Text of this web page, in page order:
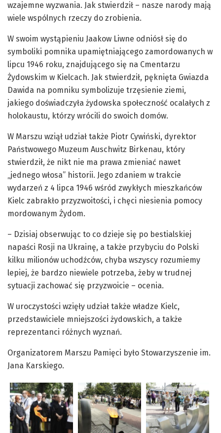
wzajemne wyzwania. Jak stwierdził – nasze narody mają
wiele wspólnych rzeczy do zrobienia.
W swoim wystąpieniu Jaakow Liwne odniósł się do
symboliki pomnika upamiętniającego zamordowanych w
lipcu 1946 roku, znajdującego się na Cmentarzu
Żydowskim w Kielcach. Jak stwierdził, pęknięta Gwiazda
Dawida na pomniku symbolizuje trzęsienie ziemi,
jakiego doświadczyła żydowska społeczność ocalałych z
holokaustu, którzy wrócili do swoich domów.
W Marszu wziął udział także Piotr Cywiński, dyrektor
Państwowego Muzeum Auschwitz Birkenau, który
stwierdził, że nikt nie ma prawa zmieniać nawet
„jednego włosa” historii. Jego zdaniem w trakcie
wydarzeń z 4 lipca 1946 wśród zwykłych mieszkańców
Kielc zabrakło przyzwoitości, i chęci niesienia pomocy
mordowanym Żydom.
– Dzisiaj obserwując to co dzieje się po bestialskiej
napaści Rosji na Ukrainę, a także przybyciu do Polski
kilku milionów uchodźców, chyba wszyscy rozumiemy
lepiej, że bardzo niewiele potrzeba, żeby w trudnej
sytuacji zachować się przyzwoicie – ocenia.
W uroczystości wzięły udział także władze Kielc,
przedstawiciele mniejszości żydowskich, a także
reprezentanci różnych wyznań.
Organizatorem Marszu Pamięci było Stowarzyszenie im.
Jana Karskiego.